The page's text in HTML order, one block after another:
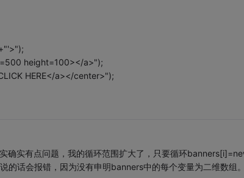
height=100></a>");
HERE</a></center>");
确实有点问题，我的循环范围扩大了，只要循环
的话会报错，因为没有申明banners中的每个变量为二维数组